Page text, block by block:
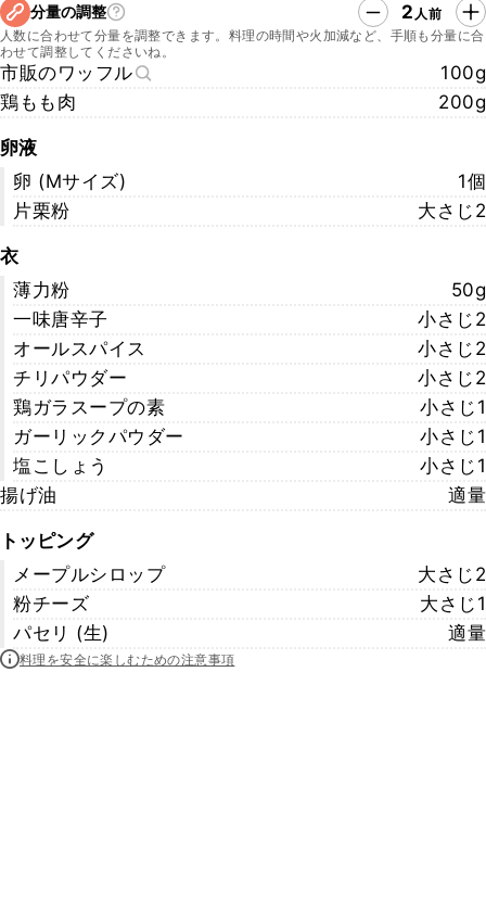
分量の調整 2 人前
人数に合わせて分量を調整できます。料理の時間や火加減など、手順も分量に合
わせて調整してくださいね。
市販のワッフル
100g
鶏もも肉
200g
卵液
卵 (Mサイズ)
1個
片栗粉
大さじ2
衣
薄力粉
50g
一味唐辛子
小さじ2
オールスパイス
小さじ2
チリパウダー
小さじ2
鶏ガラスープの素
小さじ1
ガーリックパウダー
小さじ1
塩こしょう
小さじ1
揚げ油
適量
トッピング
メープルシロップ
大さじ2
粉チーズ
大さじ1
パセリ (生)
適量
料理を安全に楽しむための注意事項